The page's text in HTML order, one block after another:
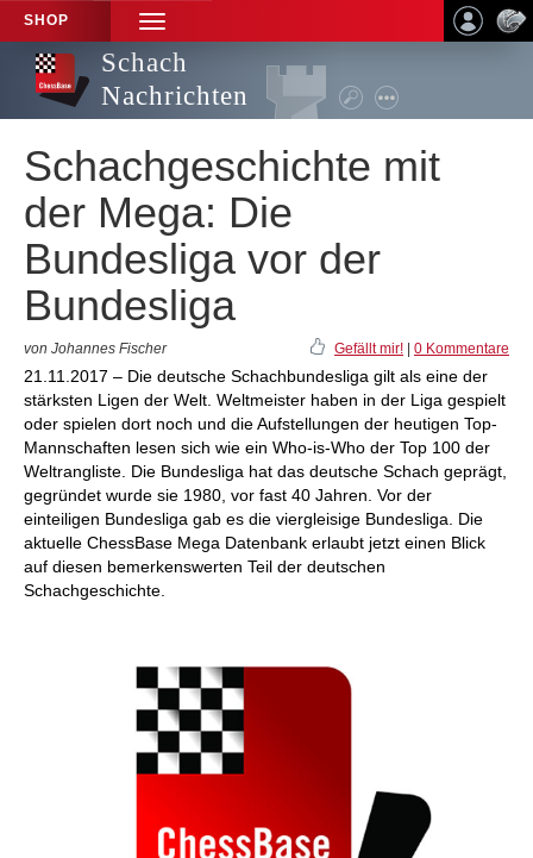
SHOP
TOGGLE
NAVIGATION
Schach
Nachrichten
Schachgeschichte mit
der Mega: Die
Bundesliga vor der
Bundesliga
von Johannes Fischer Gefällt mir! 0 Kommentare
21.11.2017 – Die deutsche Schachbundesliga gilt als eine der
stärksten Ligen der Welt. Weltmeister haben in der Liga gespielt
oder spielen dort noch und die Aufstellungen der heutigen Top-
Mannschaften lesen sich wie ein Who-is-Who der Top 100 der
Weltrangliste. Die Bundesliga hat das deutsche Schach geprägt,
gegründet wurde sie 1980, vor fast 40 Jahren. Vor der
einteiligen Bundesliga gab es die viergleisige Bundesliga. Die
aktuelle ChessBase Mega Datenbank erlaubt jetzt einen Blick
auf diesen bemerkenswerten Teil der deutschen
Schachgeschichte.